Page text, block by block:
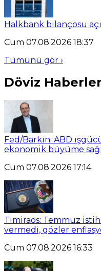
Halkbank bilançosu
Cum 07.08.2026 18:37
Tümünü gör ›
Döviz
Fed/Barkin: ABD
ekonomik büyüme
Cum 07.08.2026 17:14
Timiraos: Temmuz
vermedi, gözler
Cum 07.08.2026 16:33